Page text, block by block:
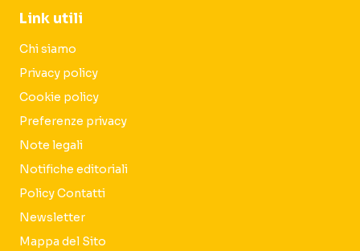
Link utili
Chi siamo
Privacy policy
Cookie policy
Preferenze privacy
Note legali
Notifiche editoriali
Policy Contatti
Newsletter
Mappa del Sito